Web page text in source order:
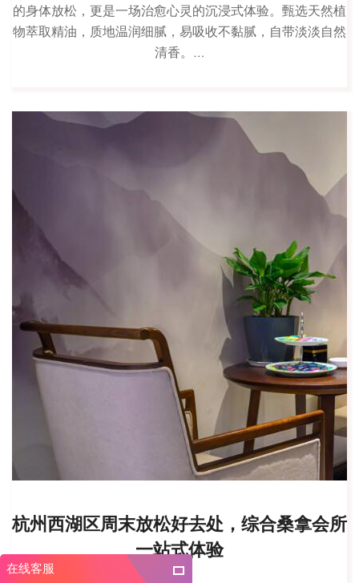
在线客服
的身体放松，更是一场治愈心灵的沉浸式体验。甄选天然植
物萃取精油，质地温润细腻，易吸收不黏腻，自带淡淡自然
清香。…
杭州西湖区周末放松好去处，综合桑拿会所
一站式体验